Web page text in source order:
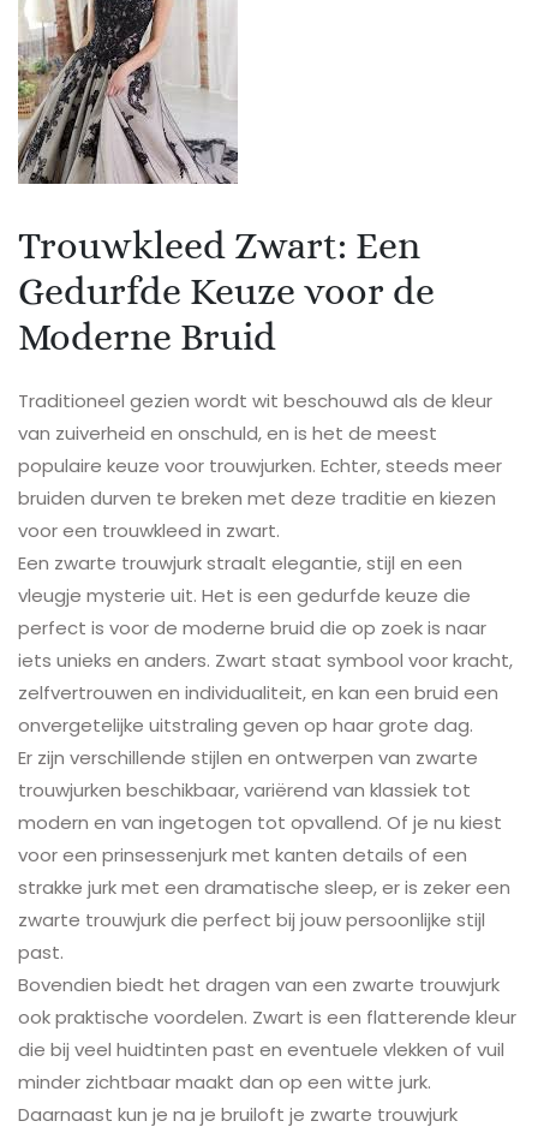
Trouwkleed Zwart: Een
Gedurfde Keuze voor de
Moderne Bruid
Traditioneel gezien wordt wit beschouwd als de kleur
van zuiverheid en onschuld, en is het de meest
populaire keuze voor trouwjurken. Echter, steeds meer
bruiden durven te breken met deze traditie en kiezen
voor een trouwkleed in zwart.
Een zwarte trouwjurk straalt elegantie, stijl en een
vleugje mysterie uit. Het is een gedurfde keuze die
perfect is voor de moderne bruid die op zoek is naar
iets unieks en anders. Zwart staat symbool voor kracht,
zelfvertrouwen en individualiteit, en kan een bruid een
onvergetelijke uitstraling geven op haar grote dag.
Er zijn verschillende stijlen en ontwerpen van zwarte
trouwjurken beschikbaar, variërend van klassiek tot
modern en van ingetogen tot opvallend. Of je nu kiest
voor een prinsessenjurk met kanten details of een
strakke jurk met een dramatische sleep, er is zeker een
zwarte trouwjurk die perfect bij jouw persoonlijke stijl
past.
Bovendien biedt het dragen van een zwarte trouwjurk
ook praktische voordelen. Zwart is een flatterende kleur
die bij veel huidtinten past en eventuele vlekken of vuil
minder zichtbaar maakt dan op een witte jurk.
Daarnaast kun je na je bruiloft je zwarte trouwjurk